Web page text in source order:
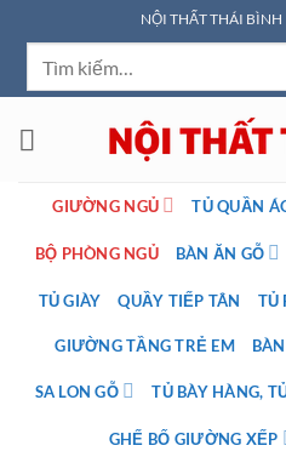
qua
dung
NỘI THẤT THÁI BÌNH
GIƯỜNG NGỦ TỦ QUẦN
BỘ PHÒNG NGỦ BÀN ĂN GỖ
TỦ GIÀY QUẦY TIẾP TÂN TỦ
GIƯỜNG TẦNG TRẺ EM
SA LON GỖ TỦ BÀY HÀNG,
GHẾ BỐ GIƯỜNG XẾP